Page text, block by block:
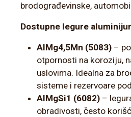
brodograđevinske,
Dostupne legure
AlMg4,5Mn (5083) –
otpornosti na koroziju,
uslovima. Idealna za
sisteme i rezervoare
AlMgSi1 (6082) –
obradivosti, često